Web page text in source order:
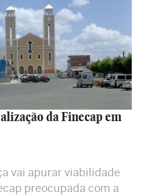
da Finecap em
vai apurar viabilidade
preocupada com a